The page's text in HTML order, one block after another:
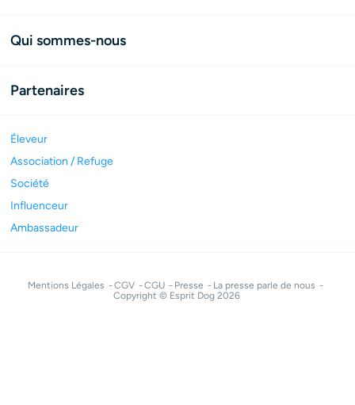
Qui sommes-nous
Partenaires
Éleveur
Association / Refuge
Société
Influenceur
Ambassadeur
Mentions Légales CGV CGU Presse
La presse parle de nous
Copyright © Esprit Dog 2026